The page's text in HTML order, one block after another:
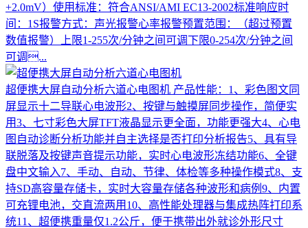
+2.0mV）使用标准：符合ANSI/AMI EC13-2002标准响应时
间：1S报警方式：声光报警心率报警预置范围：（超过预置
数值报警）上限1-255次/分钟之间可调下限0-254次/分钟之间
可调...
超便携大屏自动分析六道心电图机 产品性能：1、彩色图文同
屏显示十二导联心电波形2、按键与触摸屏同步操作，简便实
用3、七寸彩色大屏TFT液晶显示更全面，功能更强大4、心电
图自动诊断分析功能并自主选择是否打印分析报告5、具有导
联脱落及按键声音提示功能，实时心电波形冻结功能6、全键
盘中文输入7、手动、自动、节律、体检等多种操作模式8、支
持SD高容量存储卡，实时大容量存储各种波形和病例9、内置
可充锂电池，交直流两用10、高性能处理器与集成热阵打印系
统11、超便携重量仅1.2公斤，便于携带出外就诊外形尺寸